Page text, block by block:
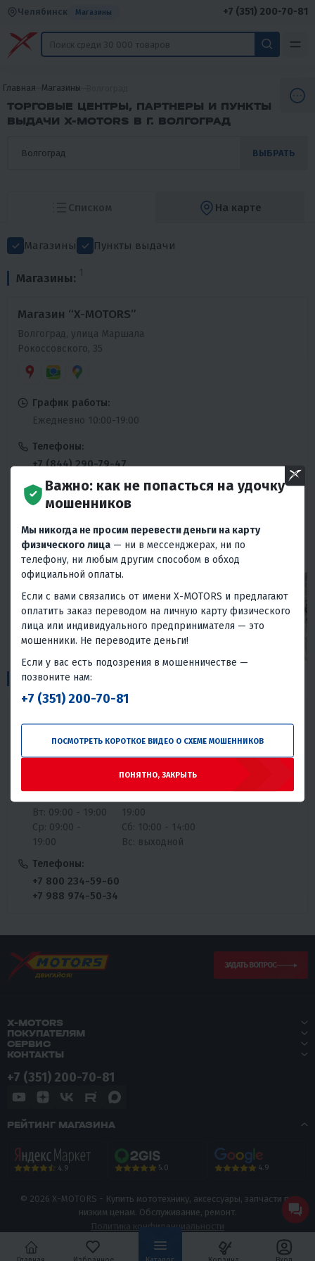
Челябинск Магазины +7 (351) 200-70-81
Главная Магазины
ТОРГОВЫЕ ЦЕНТРЫ, ПАРТНЕРЫ И ПУНКТЫ
ВЫДАЧИ X-MOTORS В Г. ВОЛГОГРАД
ВЫБРАТЬ
Списком На карте
Магазины Пункты выдачи
Магазины: 1
Магазин “X-MOTORS”
Волгоград, улица Маршала
Рокоссовского, 35
График работы:
Ежедневно 10:00-19:00
Телефоны:
+7 (844) 290-79-47
Ежедневно 10:00-19:00
Сервисный центр:
Ежедневно 10:00-19:00
Пункты выдачи:
Вт: 09:00 - 19:00
Ср: 09:00 -
19:00
Чт: 09:00 - 19:00
19:00
Сб: 10:00 - 14:00
Вс: выходной
Телефоны:
+7 800 234-59-60
+7 988 974-50-34
ЗАДАТЬ ВОПРОС
X-MOTORS
ПОКУПАТЕЛЯМ
СЕРВИС
КОНТАКТЫ
+7 (351) 200-70-81
РЕЙТИНГ МАГАЗИНА
4.9 5.0 4.9
© 2026 X-MOTORS - Купить мототехнику, аксессуары, запчасти по
низким ценам. Обслуживание, ремонт.
Политика конфиденциальности
Важно: как не попасться на удочку
мошенников
Мы никогда не просим перевести деньги на карту
физического лица — ни в мессенджерах, ни по
телефону, ни любым другим способом в обход
официальной оплаты.
Если с вами связались от имени X-MOTORS и предлагают
оплатить заказ переводом на личную карту физического
лица или индивидуального предпринимателя — это
мошенники. Не переводите деньги!
Если у вас есть подозрения в мошенничестве —
позвоните нам:
+7 (351) 200-70-81
ПОСМОТРЕТЬ КОРОТКОЕ ВИДЕО О СХЕМЕ МОШЕННИКОВ
ПОНЯТНО, ЗАКРЫТЬ